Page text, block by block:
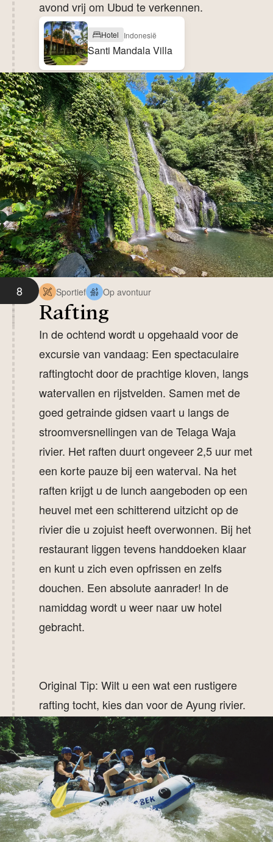
avond vrij om Ubud te verkennen.
Hotel Indonesië
Santi Mandala Villa
8 Sportief Op avontuur
Rafting
In de ochtend wordt u opgehaald voor de
excursie van vandaag: Een spectaculaire
raftingtocht door de prachtige kloven, langs
watervallen en rijstvelden. Samen met de
goed getrainde gidsen vaart u langs de
stroomversnellingen van de Telaga Waja
rivier. Het raften duurt ongeveer 2,5 uur met
een korte pauze bij een waterval. Na het
raften krijgt u de lunch aangeboden op een
heuvel met een schitterend uitzicht op de
rivier die u zojuist heeft overwonnen. Bij het
restaurant liggen tevens handdoeken klaar
en kunt u zich even opfrissen en zelfs
douchen. Een absolute aanrader! In de
namiddag wordt u weer naar uw hotel
gebracht.
Original Tip: Wilt u een wat een rustigere
rafting tocht, kies dan voor de Ayung rivier.